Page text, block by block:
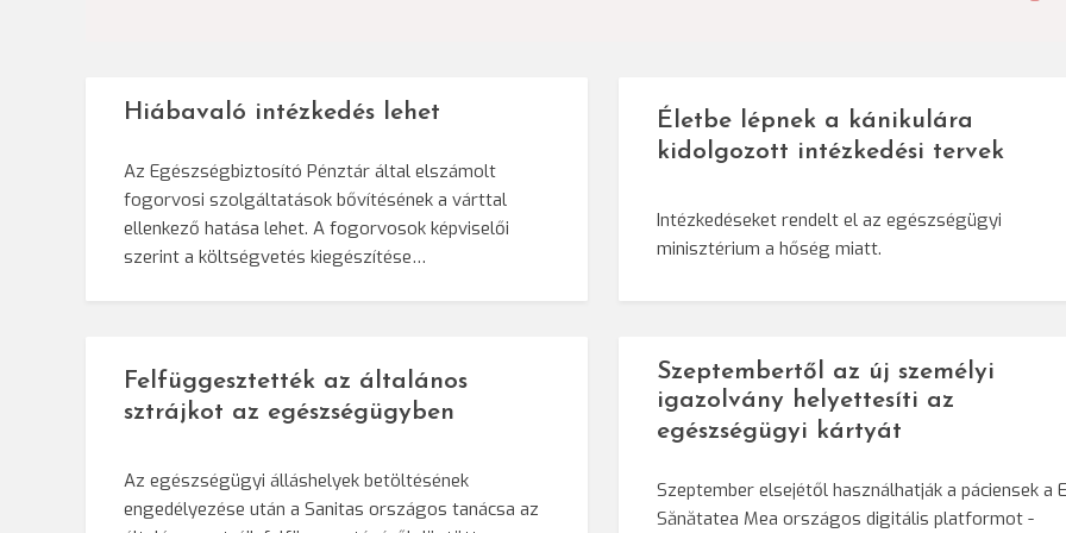
Hiábavaló intézkedés lehet
Az Egészségbiztosító Pénztár által elszámolt
fogorvosi szolgáltatások bővítésének a várttal
ellenkező hatása lehet. A fogorvosok képviselői
szerint a költségvetés kiegészítése…
Életbe lépnek a kánikulára
kidolgozott intézkedési tervek
Intézkedéseket rendelt el az egészségügyi
minisztérium a hőség miatt.
Felfüggesztették az általános
sztrájkot az egészségügyben
Az egészségügyi álláshelyek betöltésének
engedélyezése után a Sanitas országos tanácsa az
Szeptembertől az új személyi
igazolvány helyettesíti az
egészségügyi kártyát
Szeptember elsejétől használhatják a páciensek a
Sănătatea Mea országos digitális platformot -